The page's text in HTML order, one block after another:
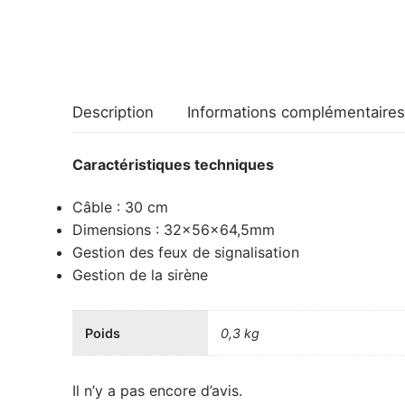
Description Informations complémentaires
Caractéristiques techniques
Câble : 30 cm
Dimensions : 32x56x64,5mm
Gestion des feux de signalisation
Gestion de la sirène
Poids 0,3 kg
Il n’y a pas encore d’avis.